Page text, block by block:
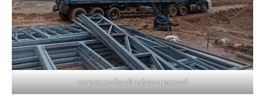
รถเทรลเลอร์ขนย้ายตู้คอนเทนเนอร์